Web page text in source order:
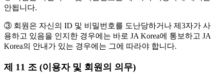
안됩니다.
③ 회원은 자신의 ID 및 비밀번호를 도난당하거나 제3자가 사
용하고 있음을 인지한 경우에는 바로 JA Korea에 통보하고 JA
Korea의 안내가 있는 경우에는 그에 따라야 합니다.
제 11 조 (이용자 및 회원의 의무)